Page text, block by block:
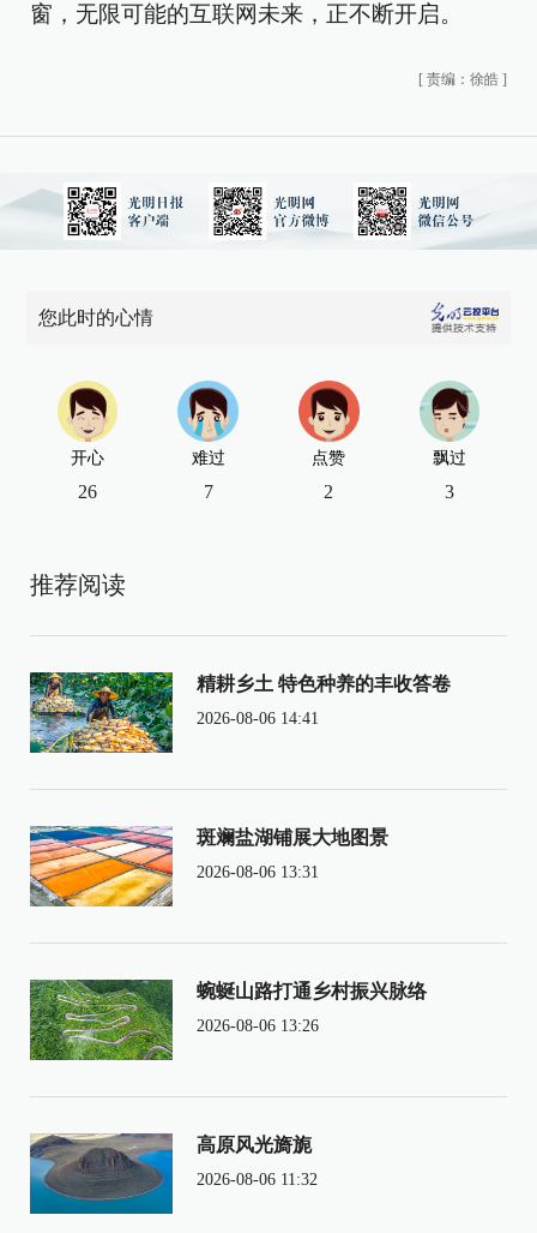
窗，无限可能的互联网未来，正不断开启。
[ 责编：徐皓 ]
您此时的心情
开心
26
难过
7
点赞
2
飘过
3
推荐阅读
精耕乡土 特色种养的丰收答卷
2026-08-06 14:41
斑斓盐湖铺展大地图景
2026-08-06 13:31
蜿蜒山路打通乡村振兴脉络
2026-08-06 13:26
高原风光旖旎
2026-08-06 11:32